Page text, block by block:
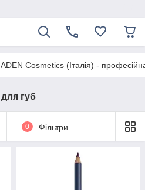
ADEN Cosmetics (Італія) -
губ
0 Фільтри